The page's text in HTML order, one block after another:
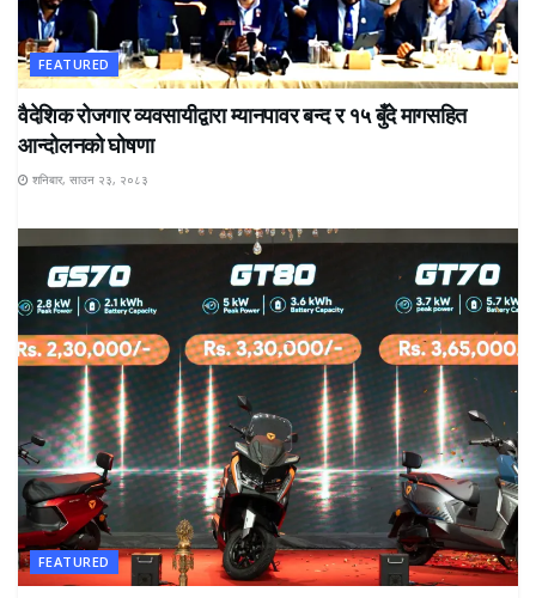
FEATURED
वैदेशिक रोजगार व्यवसायीद्वारा म्यानपावर बन्द र १५ बुँदे मागसहित
आन्दोलनको घोषणा
शनिबार, साउन २३, २०८३
FEATURED